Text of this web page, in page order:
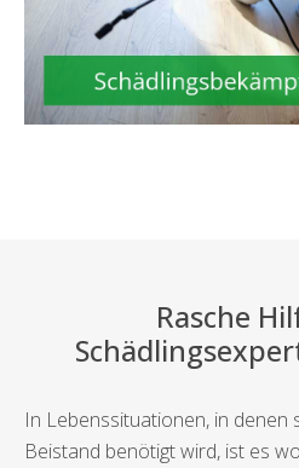
Rasche
In Lebenssituationen, in denen
Beistand benötigt wird, ist es